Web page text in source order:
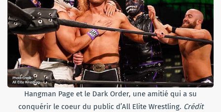
Hangman Page et le Dark Order, une amitié qui a su
conquérir le coeur du public d’All Elite Wrestling. Crédit